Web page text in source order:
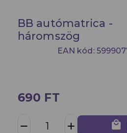
BB autómatrica -
háromszög
EAN kód:
690 FT
remove add local_mall